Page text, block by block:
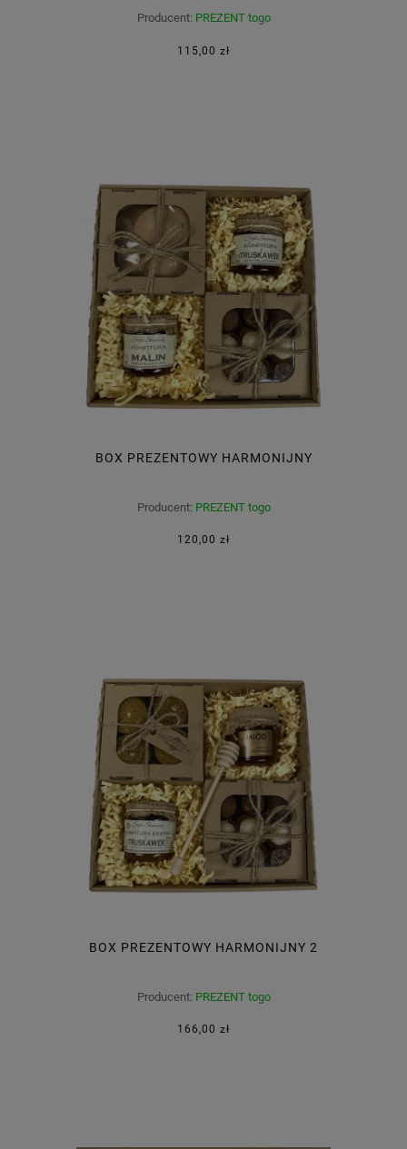
Producent: PREZENT togo
115,00 zł
BOX PREZENTOWY HARMONIJNY
Producent: PREZENT togo
120,00 zł
BOX PREZENTOWY HARMONIJNY 2
Producent: PREZENT togo
166,00 zł